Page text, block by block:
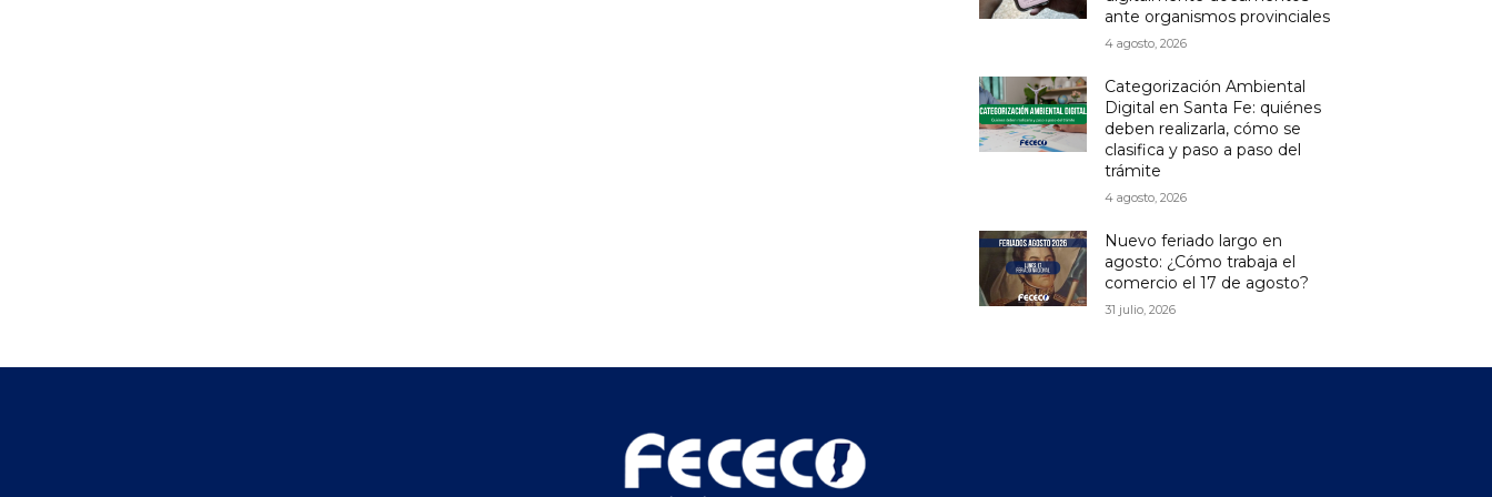
ante organismos provinciales
4 agosto, 2026
Categorización Ambiental
Digital en Santa Fe: quiénes
deben realizarla, cómo se
clasifica y paso a paso del
trámite
4 agosto, 2026
Nuevo feriado largo en
agosto: ¿Cómo trabaja el
comercio el 17 de agosto?
31 julio, 2026